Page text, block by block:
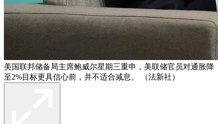
美国联邦储备局主席鲍威尔星期三重申，美联储官员对通胀降
至2%目标更具信心前，并不适合减息。 （法新社）